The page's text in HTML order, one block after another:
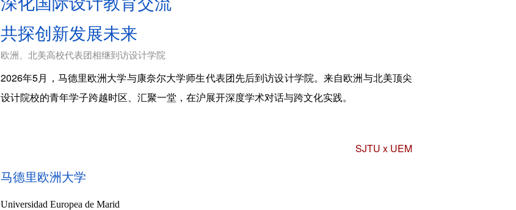
共探创新发展未来
欧洲、北美高校代表团相继到访设计学院
2026年5月，马德里欧洲大学与康奈尔大学师生代表团先后到访设计学院。来自欧洲与北美顶尖
设计院校的青年学子跨越时区、汇聚一堂，在沪展开深度学术对话与跨文化实践。
SJTU x UEM
马德里欧洲大学
Universidad Europea de Marid